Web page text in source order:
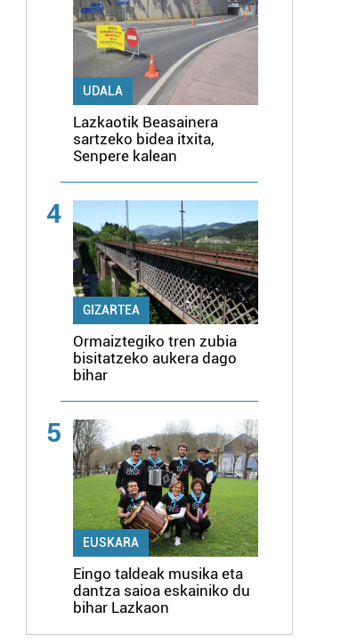
UDALA
Lazkaotik Beasainera
sartzeko bidea itxita,
Senpere kalean
4
GIZARTEA
Ormaiztegiko tren zubia
bisitatzeko aukera dago
bihar
5
EUSKARA
Eingo taldeak musika eta
dantza saioa eskainiko du
bihar Lazkaon